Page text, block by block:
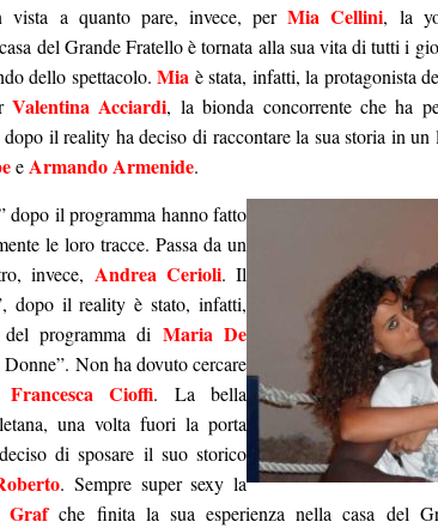
vista a quanto pare, invece, perMia Cellini, la
del Grande Fratello è tornata alla sua vita di tutti i
dello spettacolo.Mia è stata, infatti, la protagonista
Valentina Acciardi, la bionda concorrente che ha
il reality ha deciso di raccontare la sua storia in un
eArmando Armenide.
dopo il programma hanno fatto
le loro tracce. Passa da un
invece, Andrea Cerioli. Il
dopo il reality è stato, infatti,
programma di Maria De
Non ha dovuto cercare
Francesca Cioffi. La bella
una volta fuori la porta
di sposare il suo storico
. Sempre super sexy la
Graf che finita la sua esperienza nella casa del